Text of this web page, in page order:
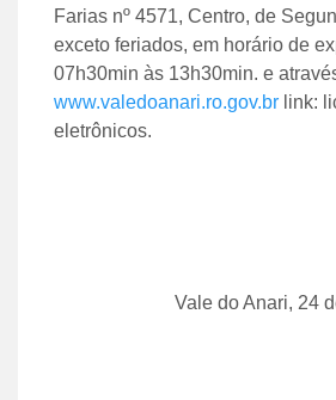
Farias nº 4571, Centro, de
exceto feriados, em horário de
07h30min às 13h30min. e
www.valedoanari.ro.gov.br link:
eletrônicos.
Vale do Anari, 24